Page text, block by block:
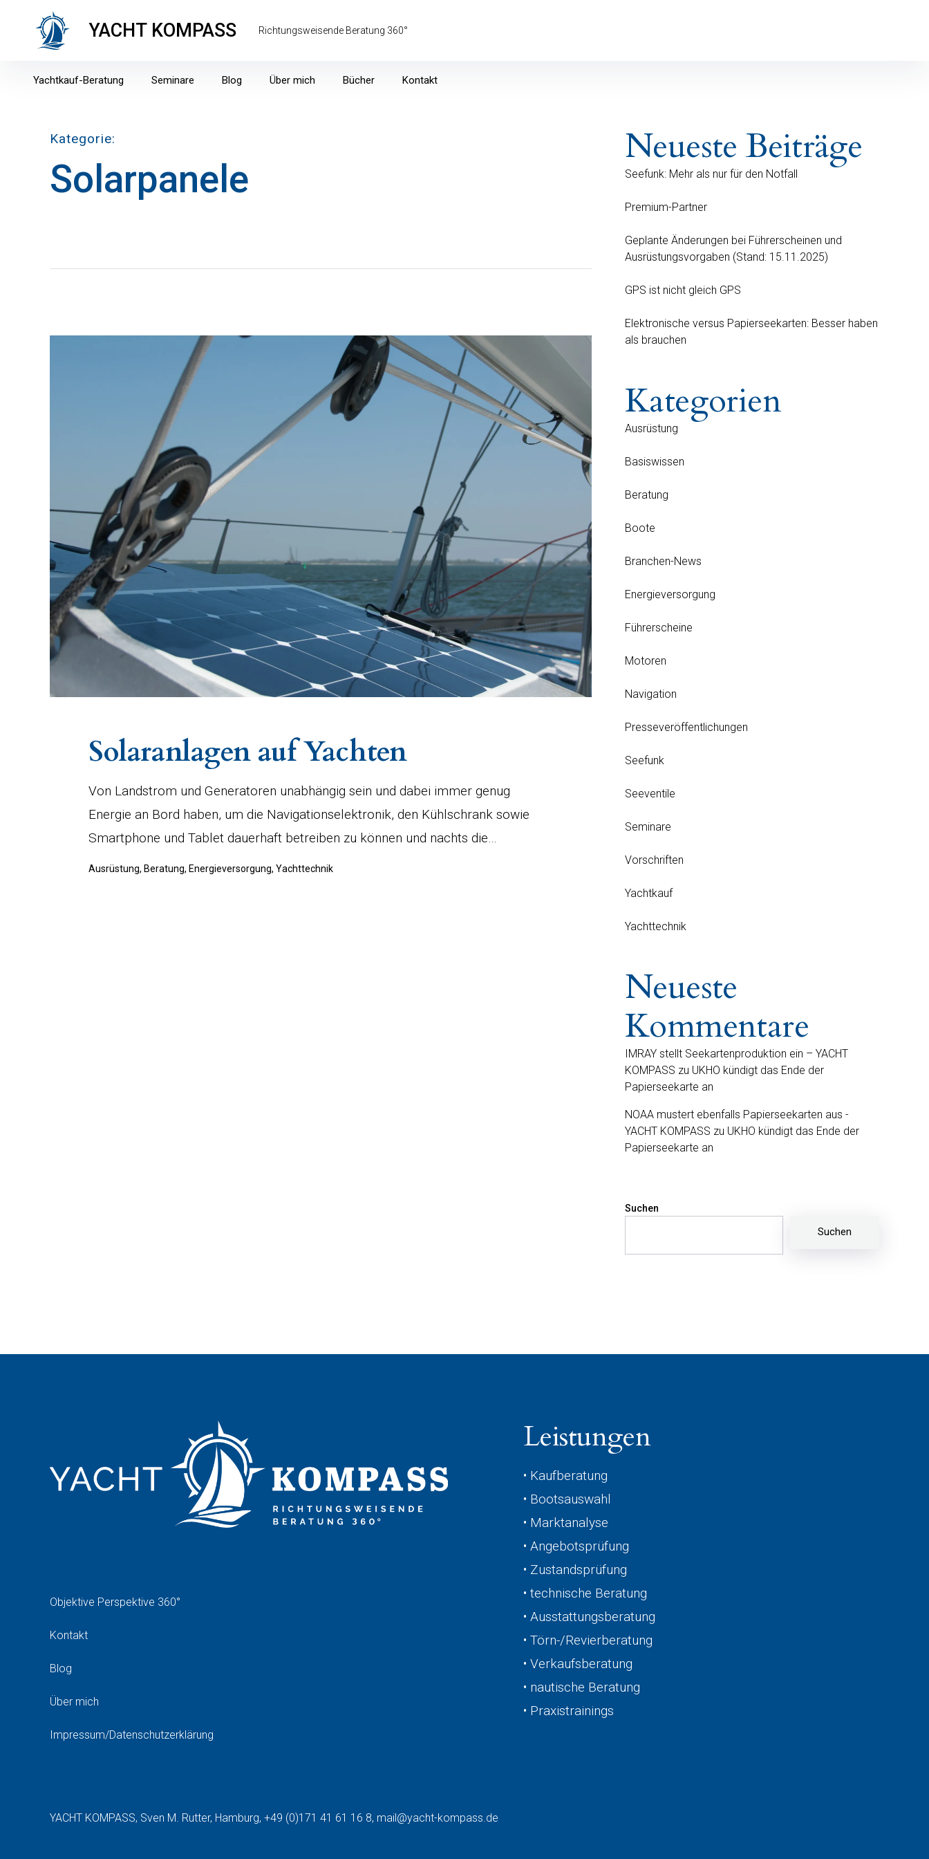
überspringen
YACHT KOMPASS Richtungsweisende Beratung 360°
Yachtkauf-Beratung Seminare Blog Über mich Bücher Kontakt
Kategorie
Solarpanele
Solaranlagen auf Yachten
Von Landstrom und Generatoren unabhängig sein und dabei immer genug
Energie an Bord haben, um die Navigationselektronik, den Kühlschrank sowie
Smartphone und Tablet dauerhaft betreiben zu können und nachts die…
Ausrüstung, Beratung, Energieversorgung, Yachttechnik
Neueste Beiträge
Seefunk: Mehr als nur für den Notfall
Premium-Partner
Geplante Änderungen bei Führerscheinen und
Ausrüstungsvorgaben (Stand: 15.11.2025)
GPS ist nicht gleich GPS
Elektronische versus Papierseekarten: Besser haben
als brauchen
Kategorien
Ausrüstung
Basiswissen
Beratung
Boote
Branchen-News
Energieversorgung
Führerscheine
Motoren
Navigation
Presseveröffentlichungen
Seefunk
Seeventile
Seminare
Vorschriften
Yachtkauf
Yachttechnik
Neueste
Kommentare
IMRAY stellt Seekartenproduktion ein – YACHT
KOMPASS zu UKHO kündigt das Ende der
Papierseekarte an
NOAA mustert ebenfalls Papierseekarten aus -
YACHT KOMPASS zu UKHO kündigt das Ende der
Papierseekarte an
Suchen
Suchen
Objektive Perspektive 360°
Kontakt
Blog
Über mich
Impressum/Datenschutzerklärung
Leistungen
• Kaufberatung
• Bootsauswahl
• Marktanalyse
• Angebotsprüfung
• Zustandsprüfung
• technische Beratung
• Ausstattungsberatung
• Törn-/Revierberatung
• Verkaufsberatung
• nautische Beratung
• Praxistrainings
YACHT KOMPASS, Sven M. Rutter, Hamburg, +49 (0)171 41 61 16 8, mail@yacht-kompass.de